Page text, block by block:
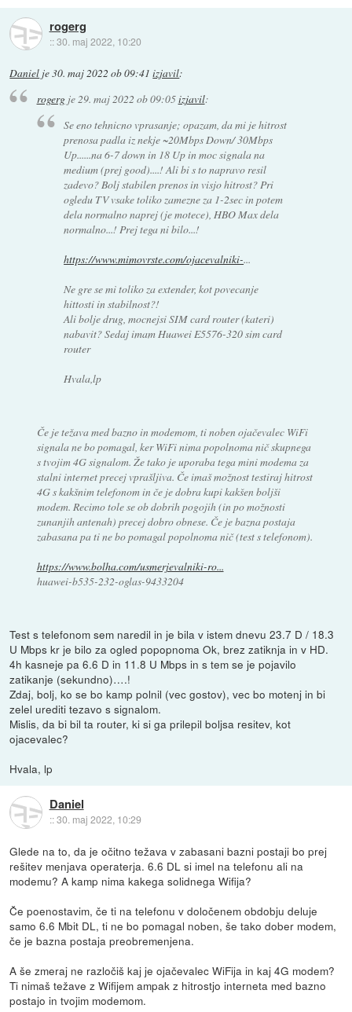
rogerg
::30. maj 2022, 10:20
Daniel je30. maj 2022 ob 09:41 izjavil:
rogergje29. maj 2022 ob 09:05izjavil:
Se eno tehnicno vprasanje; opazam, da mi je hitrost
prenosa padla iz nekje ~20Mbps Down/ 30Mbps
Up......na 6-7 down in 18 Up in moc signala na
medium (prej good)....! Ali bi s to napravo resil
zadevo? Bolj stabilen prenos in visjo hitrost? Pri
ogledu TV vsake toliko zamezne za 1-2sec in potem
dela normalno naprej (je motece), HBO Max dela
normalno...! Prej tega ni bilo...!
https://www.mimovrste.com/ojacevalniki-...
Ne gre se mi toliko za extender, kot povecanje
hittosti in stabilnost?!
Ali bolje drug, mocnejsi SIM card router (kateri)
nabavit? Sedaj imam Huawei E5576-320 sim card
router
Hvala,lp
Če je težava med bazno in modemom, ti noben ojačevalec WiFi
signala ne bo pomagal, ker WiFi nima popolnoma nič skupnega
s tvojim 4G signalom. Že tako je uporaba tega mini modema za
stalni internet precej vprašljiva. Če imaš možnost testiraj hitrost
4G s kakšnim telefonom in če je dobra kupi kakšen boljši
modem. Recimo tole se ob dobrih pogojih (in po možnosti
zunanjih antenah) precej dobro obnese. Če je bazna postaja
zabasana pa ti ne bo pomagal popolnoma nič (test s telefonom).
https://www.bolha.com/usmerjevalniki-ro...
huawei-b535-232-oglas-9433204
Test s telefonom sem naredil in je bila v istem dnevu 23.7 D / 18.3
U Mbps kr je bilo za ogled popopnoma Ok, brez zatiknja in v HD.
4h kasneje pa 6.6 D in 11.8 U Mbps in s tem se je pojavilo
zatikanje (sekundno)….!
Zdaj, bolj, ko se bo kamp polnil (vec gostov), vec bo motenj in bi
zelel urediti tezavo s signalom.
Mislis, da bi bil ta router, ki si ga prilepil boljsa resitev, kot
ojacevalec?
Hvala, lp
Daniel
::30. maj 2022, 10:29
Glede na to, da je očitno težava v zabasani bazni postaji bo prej
rešitev menjava operaterja. 6.6 DL si imel na telefonu ali na
modemu? A kamp nima kakega solidnega Wifija?
Če poenostavim, če ti na telefonu v določenem obdobju deluje
samo 6.6 Mbit DL, ti ne bo pomagal noben, še tako dober modem,
če je bazna postaja preobremenjena.
A še zmeraj ne razločiš kaj je ojačevalec WiFija in kaj 4G modem?
Ti nimaš težave z Wifijem ampak z hitrostjo interneta med bazno
postajo in tvojim modemom.